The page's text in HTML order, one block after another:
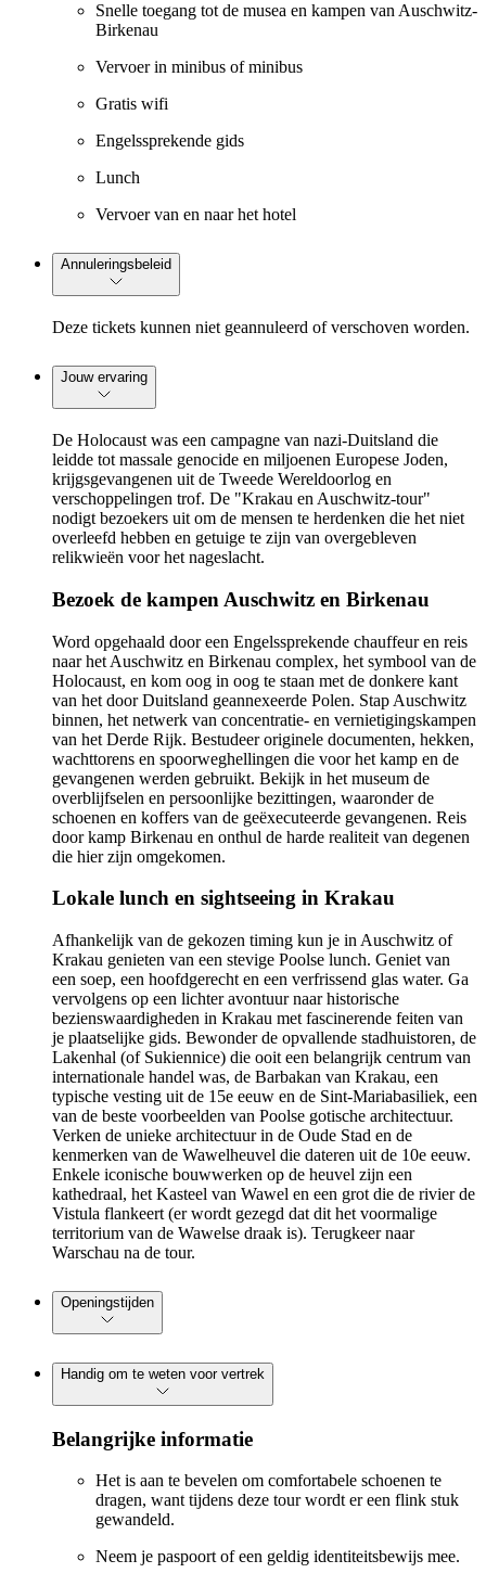
Snelle toegang tot de musea en kampen van Auschwitz-
Birkenau
Vervoer in minibus of minibus
Gratis wifi
Engelssprekende gids
Lunch
Vervoer van en naar het hotel
Annuleringsbeleid
Deze tickets kunnen niet geannuleerd of verschoven worden.
Jouw ervaring
De Holocaust was een campagne van nazi-Duitsland die
leidde tot massale genocide en miljoenen Europese Joden,
krijgsgevangenen uit de Tweede Wereldoorlog en
verschoppelingen trof. De "Krakau en Auschwitz-tour"
nodigt bezoekers uit om de mensen te herdenken die het niet
overleefd hebben en getuige te zijn van overgebleven
relikwieën voor het nageslacht.
Bezoek de kampen Auschwitz en Birkenau
Word opgehaald door een Engelssprekende chauffeur en reis
naar het Auschwitz en Birkenau complex, het symbool van de
Holocaust, en kom oog in oog te staan met de donkere kant
van het door Duitsland geannexeerde Polen. Stap Auschwitz
binnen, het netwerk van concentratie- en vernietigingskampen
van het Derde Rijk. Bestudeer originele documenten, hekken,
wachttorens en spoorweghellingen die voor het kamp en de
gevangenen werden gebruikt. Bekijk in het museum de
overblijfselen en persoonlijke bezittingen, waaronder de
schoenen en koffers van de geëxecuteerde gevangenen. Reis
door kamp Birkenau en onthul de harde realiteit van degenen
die hier zijn omgekomen.
Lokale lunch en sightseeing in Krakau
Afhankelijk van de gekozen timing kun je in Auschwitz of
Krakau genieten van een stevige Poolse lunch. Geniet van
een soep, een hoofdgerecht en een verfrissend glas water. Ga
vervolgens op een lichter avontuur naar historische
bezienswaardigheden in Krakau met fascinerende feiten van
je plaatselijke gids. Bewonder de opvallende stadhuistoren, de
Lakenhal (of Sukiennice) die ooit een belangrijk centrum van
internationale handel was, de Barbakan van Krakau, een
typische vesting uit de 15e eeuw en de Sint-Mariabasiliek, een
van de beste voorbeelden van Poolse gotische architectuur.
Verken de unieke architectuur in de Oude Stad en de
kenmerken van de Wawelheuvel die dateren uit de 10e eeuw.
Enkele iconische bouwwerken op de heuvel zijn een
kathedraal, het Kasteel van Wawel en een grot die de rivier de
Vistula flankeert (er wordt gezegd dat dit het voormalige
territorium van de Wawelse draak is). Terugkeer naar
Warschau na de tour.
Openingstijden
Handig om te weten voor vertrek
Belangrijke informatie
Het is aan te bevelen om comfortabele schoenen te
dragen, want tijdens deze tour wordt er een flink stuk
gewandeld.
Neem je paspoort of een geldig identiteitsbewijs mee.